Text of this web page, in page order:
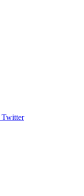
Twitter